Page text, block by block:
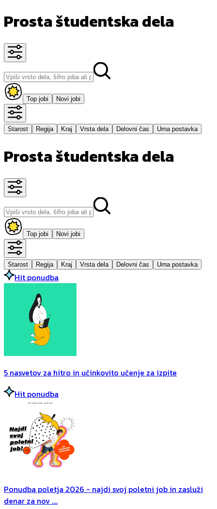
Prosta študentska dela
Top jobi Novi jobi
Starost Regija Kraj Vrsta dela Delovni čas Urna postavka
Prosta študentska dela
Top jobi Novi jobi
Starost Regija Kraj Vrsta dela Delovni čas Urna postavka
Hit ponudba
5 nasvetov za hitro in učinkovito učenje za izpite
Hit ponudba
Ponudba poletja 2026 - najdi svoj poletni job in zasluži
denar za nov ....